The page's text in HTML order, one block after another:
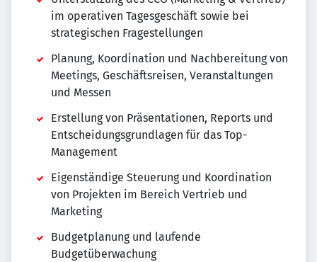
im operativen Tagesgeschäft sowie bei
strategischen Fragestellungen
Planung, Koordination und Nachbereitung von
Meetings, Geschäftsreisen, Veranstaltungen
und Messen
Erstellung von Präsentationen, Reports und
Entscheidungsgrundlagen für das Top-
Management
Eigenständige Steuerung und Koordination
von Projekten im Bereich Vertrieb und
Marketing
Budgetplanung und laufende
Budgetüberwachung